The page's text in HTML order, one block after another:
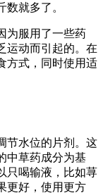
就多了。
为服用了一些药
运动而引起的。在
方式，同时使用适
节水位的片剂。这
中草药成分为基
只喝输液，比如荨
更好，使用更方